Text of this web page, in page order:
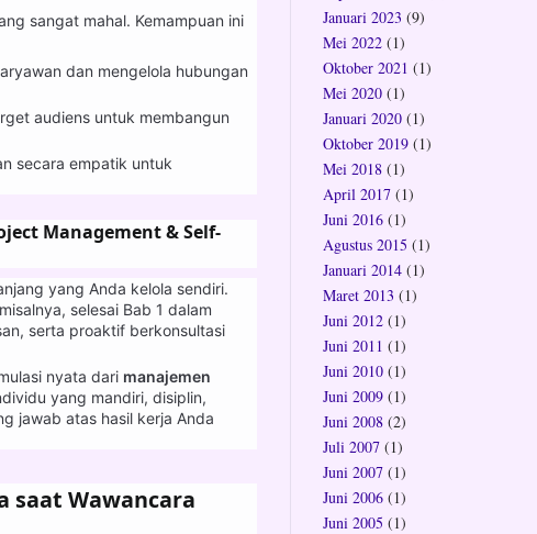
sangat mahal. Kemampuan ini
dan mengelola hubungan
audiens untuk membangun
secara empatik untuk
Management & Self-
yang Anda kelola sendiri.
selesai Bab 1 dalam
serta proaktif berkonsultasi
nyata dari manajemen
yang mandiri, disiplin,
jawab atas hasil kerja Anda
saat Wawancara
Januari 2023 (9)
Mei 2022 (1)
Oktober 2021 (1)
Mei 2020 (1)
Januari 2020 (1)
Oktober 2019 (1)
Mei 2018 (1)
April 2017 (1)
Juni 2016 (1)
Agustus 2015 (1)
Januari 2014 (1)
Maret 2013 (1)
Juni 2012 (1)
Juni 2011 (1)
Juni 2010 (1)
Juni 2009 (1)
Juni 2008 (2)
Juli 2007 (1)
Juni 2007 (1)
Juni 2006 (1)
Juni 2005 (1)